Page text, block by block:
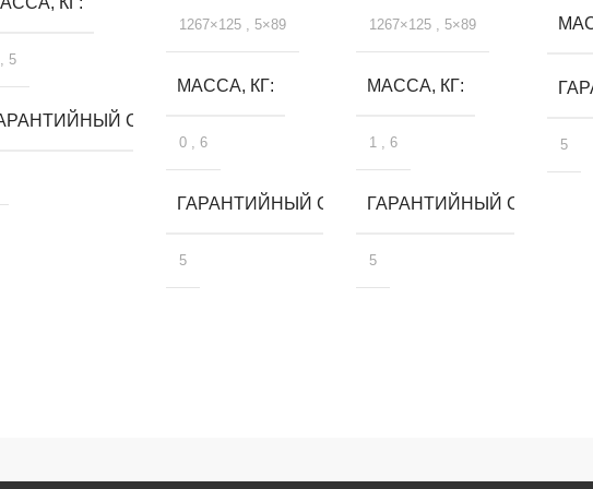
5
СРОК, ЛЕТ
1267×125 5×89
МАССА, КГ
0 6
ГАРАНТИЙНЫЙ СРОК, ЛЕТ
5
1267×125 5×89
МАССА, КГ
1 ,6
ГАРАНТИЙНЫЙ СРОК, ЛЕТ
5
5